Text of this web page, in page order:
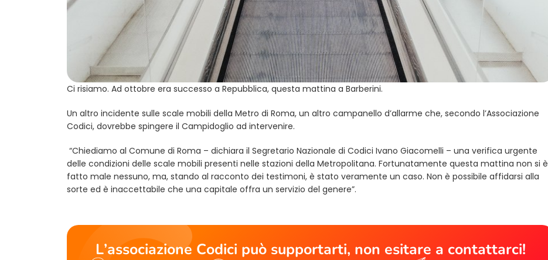
Ci risiamo. Ad ottobre era successo a Repubblica, questa mattina a Barberini.
Un altro incidente sulle scale mobili della Metro di Roma, un altro campanello d’allarme che, secondo l’Associazione
Codici, dovrebbe spingere il Campidoglio ad intervenire.
“Chiediamo al Comune di Roma – dichiara il Segretario Nazionale di Codici Ivano Giacomelli – una verifica urgente
delle condizioni delle scale mobili presenti nelle stazioni della Metropolitana. Fortunatamente questa mattina non si è
fatto male nessuno, ma, stando al racconto dei testimoni, è stato veramente un caso. Non è possibile affidarsi alla
sorte ed è inaccettabile che una capitale offra un servizio del genere”.
L’associazione Codici può supportarti, non esitare a contattarci!